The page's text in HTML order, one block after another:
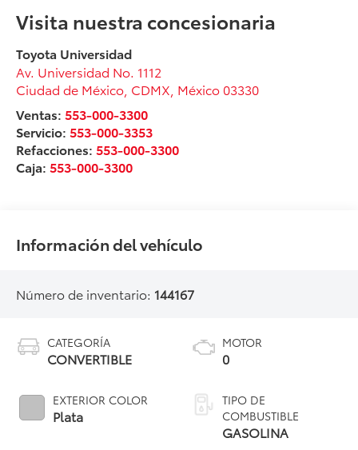
Visita nuestra concesionaria
Toyota Universidad
Av. Universidad No. 1112
Ciudad de México CDMX , México 03330
Ventas:553-000-3300
Servicio:553-000-3353
Refacciones:553-000-3300
Caja:553-000-3300
Información del vehículo
Número de inventario: 144167
CATEGORÍA
CONVERTIBLE
EXTERIOR COLOR
Plata
MOTOR
0
TIPO DE
COMBUSTIBLE
GASOLINA